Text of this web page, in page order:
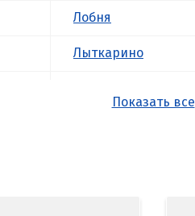
Лобня
Лыткарино
Показать все